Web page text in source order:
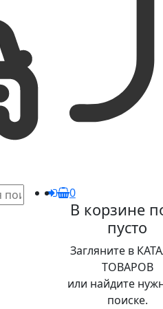
0
В корзине
пусто
Загляните в
ТОВАРОВ
или найдите
поиске.